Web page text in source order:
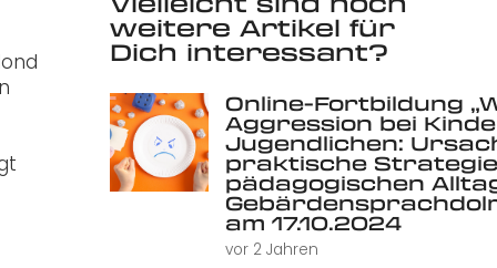
weitere Artikel für
Dich interessant?
Online-Fortbildung
Aggression bei
Jugendlichen:
praktische
pädagogischen
am 17.10.2024
vor 2 Jahren